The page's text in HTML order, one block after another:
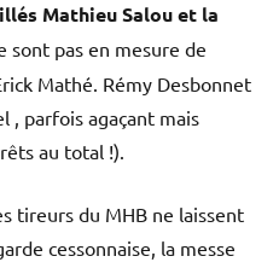
Mathieu Salou et la
sont pas en mesure de
Mathé. Rémy Desbonnet
, parfois agaçant mais
au total !).
tireurs du MHB ne laissent
cessonnaise, la messe